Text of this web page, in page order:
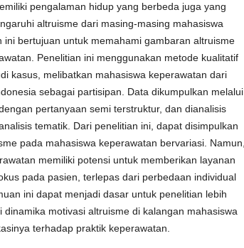
pengalaman hidup yang berbeda juga yang
altruisme dari masing-masing mahasiswa
ini bertujuan untuk memahami gambaran altruisme
Penelitian ini menggunakan metode kualitatif
kasus, melibatkan mahasiswa keperawatan dari
sebagai partisipan. Data dikumpulkan melalui
pertanyaan semi terstruktur, dan dianalisis
tematik. Dari penelitian ini, dapat disimpulkan
pada mahasiswa keperawatan bervariasi. Namun,
memiliki potensi untuk memberikan layanan
pada pasien, terlepas dari perbedaan individual
ini dapat menjadi dasar untuk penelitian lebih
dinamika motivasi altruisme di kalangan mahasiswa
terhadap praktik keperawatan.